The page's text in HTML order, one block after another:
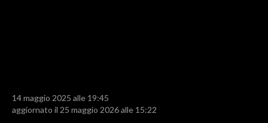
RISULTATI E CLASSIFICHE
14 maggio 2025 alle 19:45
aggiornato il 25 maggio 2026 alle 15:22